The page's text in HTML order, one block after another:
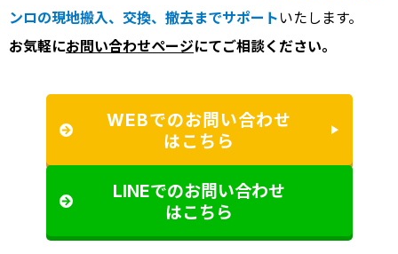
ンロの現地搬入、交換、撤去までサポート いたします。
お気軽にお問い合わせページにてご相談ください。
WEBでのお問い合わせ
はこちら
LINEでのお問い合わせ
はこちら